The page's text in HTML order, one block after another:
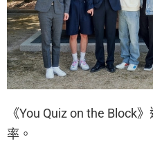
《You Quiz on the Block
率。